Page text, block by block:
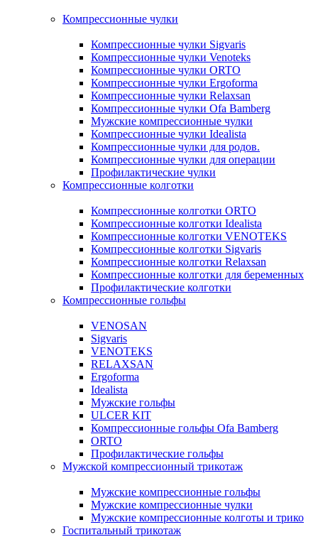
Компрессионные чулки
Компрессионные чулки Sigvaris
Компрессионные чулки Venoteks
Компрессионные чулки ORTO
Компрессионные чулки Ergoforma
Компрессионные чулки Relaxsan
Компрессионные чулки Ofa Bamberg
Мужские компрессионные чулки
Компрессионные чулки Idealista
Компрессионные чулки для родов.
Компрессионные чулки для операции
Профилактические чулки
Компрессионные колготки
Компрессионные колготки ORTO
Компрессионные колготки Idealista
Компрессионные колготки VENOTEKS
Компрессионные колготки Sigvaris
Компрессионные колготки Relaxsan
Компрессионные колготки для беременных
Профилактические колготки
Компрессионные гольфы
VENOSAN
Sigvaris
VENOTEKS
RELAXSAN
Ergoforma
Idealista
Мужские гольфы
ULCER KIT
Компрессионные гольфы Ofa Bamberg
ORTO
Профилактические гольфы
Мужской компрессионный трикотаж
Мужские компрессионные гольфы
Мужские компрессионные чулки
Мужские компрессионные колготы и трико
Госпитальный трикотаж